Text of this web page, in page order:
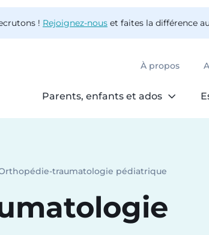
! Rejoignez-nous et faites la différence
À propos
Parents, enfants et ados
traumatologie pédiatrique